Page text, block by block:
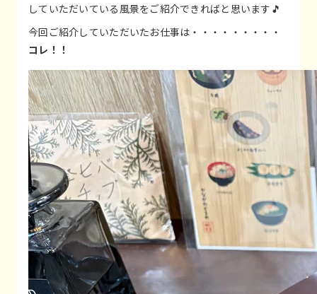
していただいている風景をご紹介できればと思います🎵
今回ご紹介していただいたお仕事は・・・・・・・・・
コレ！！